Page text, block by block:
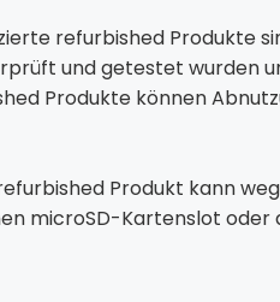
refurbished Produkte
und getestet wurden
Produkte können
Produkt kann
microSD-Kartenslot